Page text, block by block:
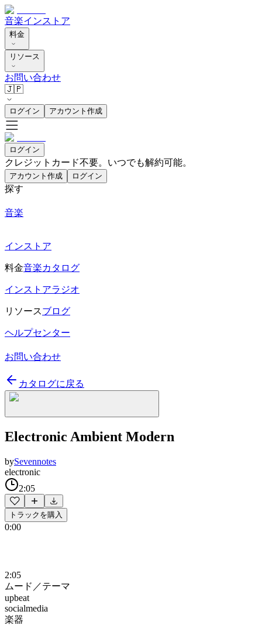
音楽インストア
料金
リソース
お問い合わせ
🇯🇵
ログイン アカウント作成
ログイン
クレジットカード不要。いつでも解約可能。
アカウント作成 ログイン
探す
音楽
インストア
料金音楽カタログ
インストアラジオ
リソースブログ
ヘルプセンター
お問い合わせ
カタログに戻る
Electronic Ambient Modern
bySevennotes
electronic
2:05
トラックを購入
0:00
2:05
ムード／テーマ
upbeat
socialmedia
楽器